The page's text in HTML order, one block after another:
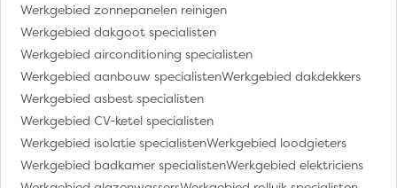
Werkgebied zonnepanelen reinigen
Werkgebied dakgoot specialisten
Werkgebied airconditioning specialisten
Werkgebied aanbouw specialistenWerkgebied dakdekkers
Werkgebied asbest specialisten
Werkgebied CV-ketel specialisten
Werkgebied isolatie specialistenWerkgebied loodgieters
Werkgebied badkamer specialistenWerkgebied elektriciens